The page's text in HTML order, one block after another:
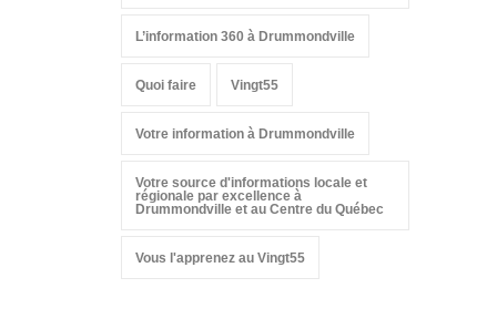
L’information 360 à Drummondville
Quoi faire Vingt55
Votre information à Drummondville
Votre source d'informations locale et
régionale par excellence à
Drummondville et au Centre du Québec
Vous l'apprenez au Vingt55